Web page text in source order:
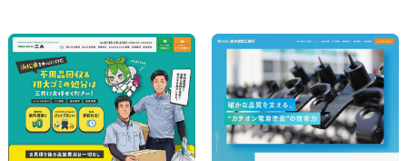
#レスポンシブWebデザイン